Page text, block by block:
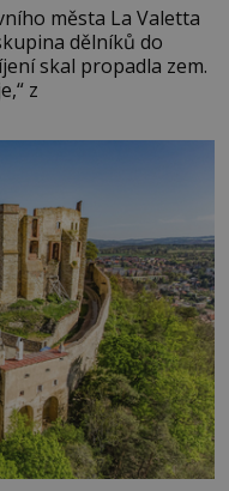
města La Valetta
dělníků do
skal propadla zem.
z